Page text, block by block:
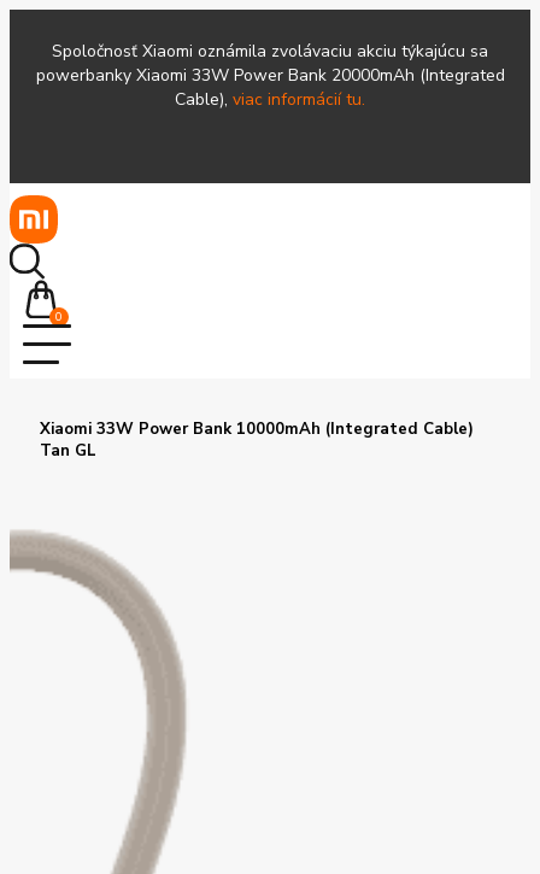
Spoločnosť Xiaomi oznámila zvolávaciu akciu týkajúcu sa
powerbanky Xiaomi 33W Power Bank 20000mAh (Integrated
Cable), viac informácií tu.
0
Xiaomi 33W Power Bank 10000mAh (Integrated Cable)
Tan GL